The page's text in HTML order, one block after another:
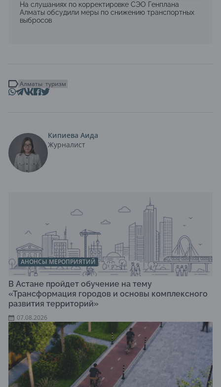
На слушаниях по корректировке СЭО Генплана
Алматы обсудили меры по снижению транспортных
выбросов
Алматы туризм
Кипиева Аида
Журналист
АНОНСЫ МЕРОПРИЯТИЙ
В Астане пройдет обучение на тему
«Трансформация городов и основы комплексного
развития территорий»
07.08.2026